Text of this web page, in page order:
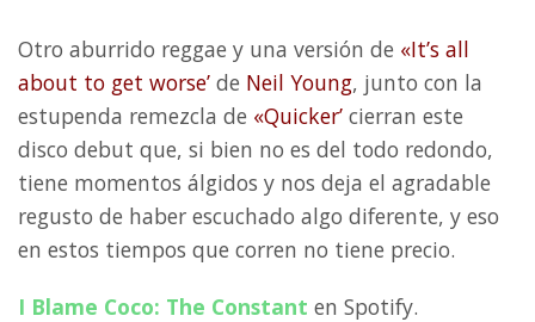
Otro aburrido reggae y una versión de «It’s all
about to get worse’ de Neil Young, junto con la
estupenda remezcla de «Quicker’ cierran este
disco debut que, si bien no es del todo redondo,
tiene momentos álgidos y nos deja el agradable
regusto de haber escuchado algo diferente, y eso
en estos tiempos que corren no tiene precio.
I Blame Coco: The Constant en Spotify.